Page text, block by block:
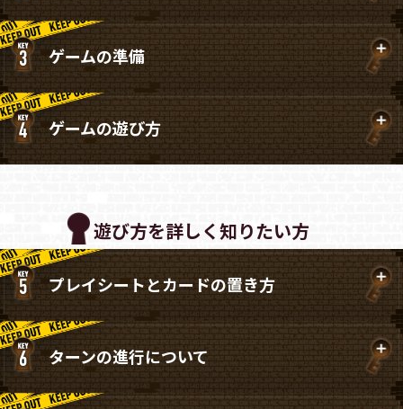
ゲームの準備
ゲームの遊び方
遊び方を詳しく知りたい方
プレイシートとカードの置き方
ターンの進行について